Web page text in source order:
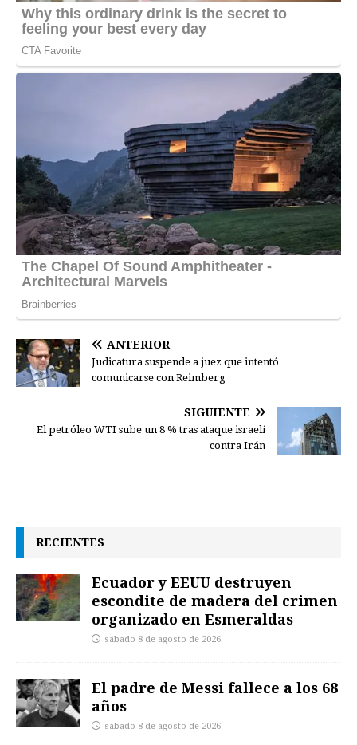
ANTERIOR
Judicatura suspende a juez que intentó
comunicarse con Reimberg
SIGUIENTE
El petróleo WTI sube un 8 % tras ataque israelí
contra Irán
RECIENTES
Ecuador y EEUU destruyen
escondite de madera del crimen
organizado en Esmeraldas
sábado 8 de agosto de 2026
El padre de Messi fallece a los 68
años
sábado 8 de agosto de 2026